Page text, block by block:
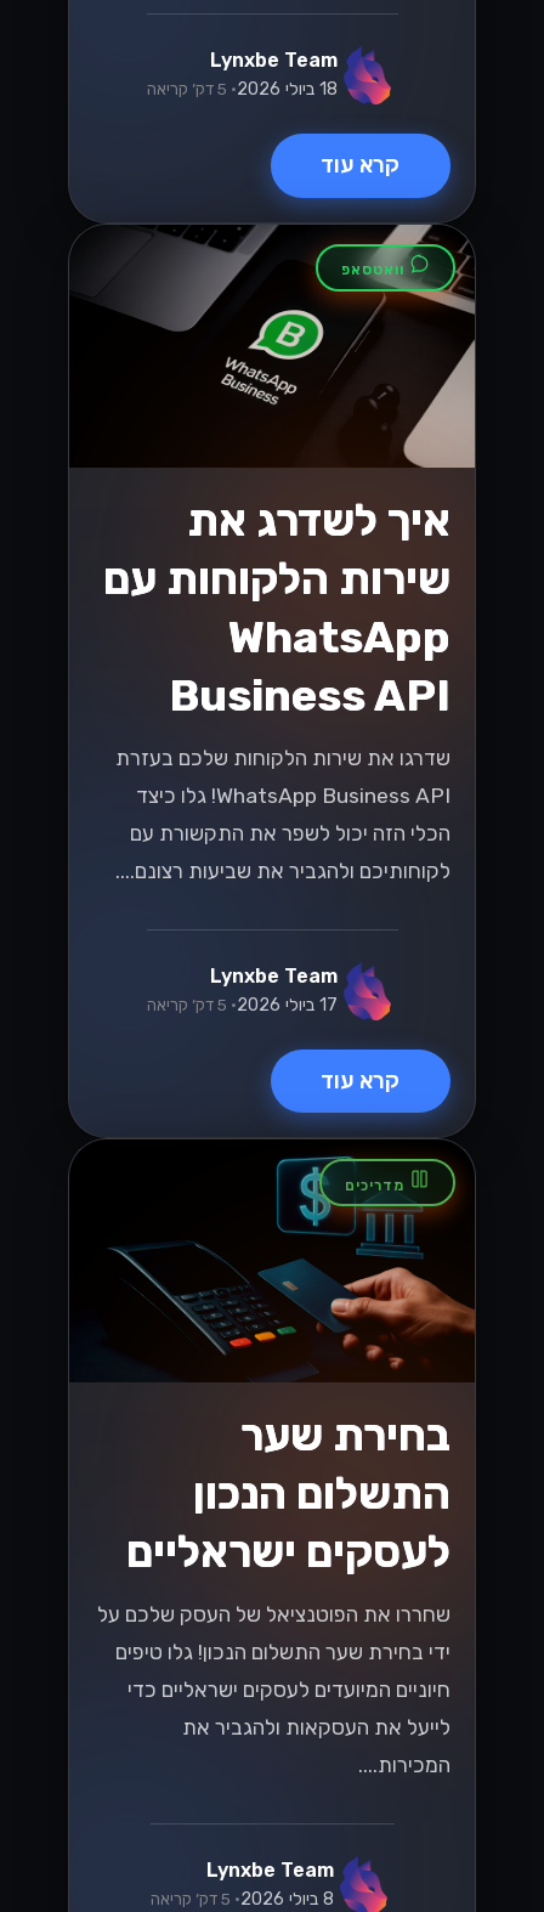
Lynxbe Team
18 ביולי 2026 • 5 דק׳ קריאה
קרא עוד
וואטסאפ
איך לשדרג את
שירות הלקוחות עם
WhatsApp
Business API
שדרגו את שירות הלקוחות שלכם בעזרת
WhatsApp Business API! גלו כיצד
הכלי הזה יכול לשפר את התקשורת עם
לקוחותיכם ולהגביר את שביעות רצונם....
Lynxbe Team
17 ביולי 2026 • 5 דק׳ קריאה
קרא עוד
מדריכים
בחירת שער
התשלום הנכון
לעסקים ישראליים
שחררו את הפוטנציאל של העסק שלכם על
ידי בחירת שער התשלום הנכון! גלו טיפים
חיוניים המיועדים לעסקים ישראליים כדי
לייעל את העסקאות ולהגביר את
המכירות....
Lynxbe Team
8 ביולי 2026 • 5 דק׳ קריאה